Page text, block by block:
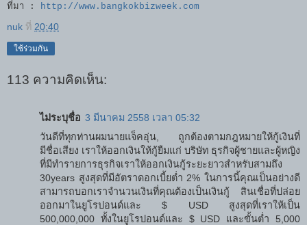
ที่มา :
http://www.bangkokbizweek.com
nuk ที่ 20:40
ใช้ร่วมกัน
113 ความคิดเห็น:
ไม่ระบุชื่อ 3 มีนาคม 2558 เวลา 05:32
วันดีที่ทุกท่านผมนายแจ็คอุ่น, ถูกต้องตามกฎหมายให้กู้เงินที่
มีชื่อเสียง เราให้ออกเงินให้กู้ยืมแก่ บริษัท ธุรกิจผู้ชายและผู้หญิง
ที่มีทำรายการธุรกิจเราให้ออกเงินกู้ระยะยาวสำหรับสามถึง
30years สูงสุดที่มีอัตราดอกเบี้ยต่ำ 2% ในการนี​​้คุณเป็นอย่างดี
สามารถบอกเราจำนวนเงินที่คุณต้องเป็นเงินกู้ สินเชื่อที่ปล่อย
ออกมาในยูโรปอนด์และ $ USD สูงสุดที่เราให้เป็น
500,000,000 ทั้งในยูโรปอนด์และ $ USD และขั้นต่ำ 5,000